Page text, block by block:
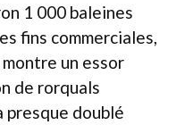
1 000 baleines
fins commerciales,
un essor
de rorquals
presque doublé